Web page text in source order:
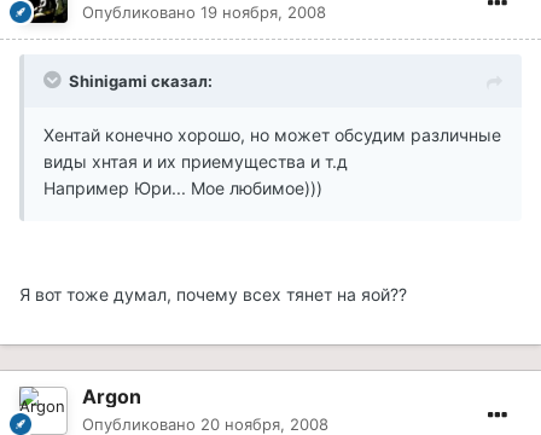
Опубликовано 19 ноября, 2008
Shinigami сказал:
Хентай конечно хорошо, но может обсудим различные
виды хнтая и их приемущества и т.д
Например Юри... Мое любимое)))
Я вот тоже думал, почему всех тянет на яой??
Argon
Опубликовано 20 ноября, 2008